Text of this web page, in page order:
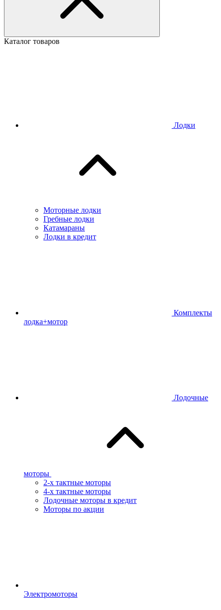
Каталог товаров
Лодки
Моторные лодки
Гребные лодки
Катамараны
Лодки в кредит
Комплекты
лодка+мотор
Лодочные
моторы
2-х тактные моторы
4-х тактные моторы
Лодочные моторы в кредит
Моторы по акции
Электромоторы